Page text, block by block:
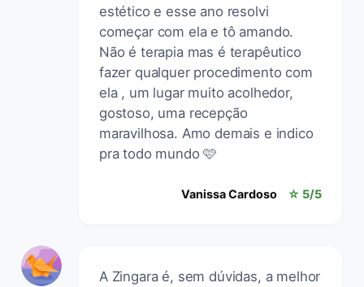
estético e esse ano resolvi
começar com ela e tô amando.
Não é terapia mas é terapêutico
fazer qualquer procedimento com
ela , um lugar muito acolhedor,
gostoso, uma recepção
maravilhosa. Amo demais e indico
pra todo mundo 🩷
Vanissa Cardoso ☆ 5/5
A Zingara é, sem dúvidas, a melhor